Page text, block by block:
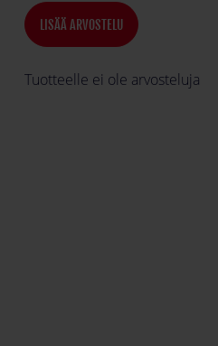
LISÄÄ ARVOSTELU
Tuotteelle ei ole arvosteluja